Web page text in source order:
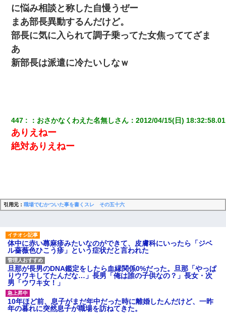
「パワハラを受けたから思い切って転職した」とSNSで呟いた
ら、速攻でパワハラかました元上司がLINEを送ってきた。
【ワロタ】姉から「肉食系14才、乳丸出し、毛はうっすら生えか
け」というタイトルで画像が送られてきた
夫に癌の余命宣告。その闘病中に長女から信じられない言葉を受
けた
夫に癌の余命宣告。その闘病中に長女から信じられない言葉を受
スマホを与えられて、中学卒業する頃にはすっかり女叩きに洗脳
私『貯金貯まったし、やっと家建てられるね！』夫「実家を二世
帯住宅にした。それに貯金使った」→私『離婚しよう』夫「え
っ」私『使った貯金はあげるから』→すると…
【クズ】昔、兄がお見合いして「ブスすぎｗｗｗ」と断った女性
が、兄の同級生と結婚。それを知った兄は荒れ狂い、｢嫁さん、俺
のお古ですが気分はどう？」とメールを送った→
に悩み相談と称した自慢うぜー
まあ部長異動するんだけど。
部長に気に入られて調子乗ってた女焦っててざま
あ
新部長は派遣に冷たいしなｗ
447 ： おさかなくわえた名無しさん ：2012/04/15(日) 18:32:58.01
ありえねー
絶対ありえねー
引用元： 職場でむかついた事を書くスレ その五十六
体中に赤い蕁麻疹みたいなのができて、皮膚科にいったら「ジベ
ル薔薇色ひこう疹」という症状だと言われた
旦那が長男のDNA鑑定をしたら血縁関係0%だった。旦那「やっぱ
りウワキしてたんだな…」長男「俺は誰の子供なの？」長女・次
男「ウワキ女！」
10年ほど前、息子がまだ年中だった時に離婚したんだけど、一昨
年の暮れに突然息子が職場を訪ねてきた。